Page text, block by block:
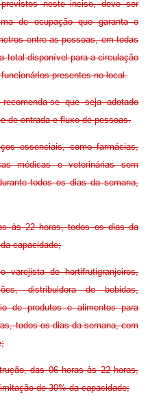
neste inciso, deve ser
de ocupação que garanta o
entre as pessoas, em todas
total disponível para a circulação
presentes no local.
se que seja adotado
de entrada e fluxo de pessoas.
essenciais, como farmácias,
médicas e veterinárias sem
todos os dias da semana,
às 22 horas, todos os dias da
capacidade;
varejista de hortifrutigranjeiros,
distribuidora de bebidas,
de produtos e alimentos para
todos os dias da semana, com
das 06 horas às 22 horas,
de 30% da capacidade;